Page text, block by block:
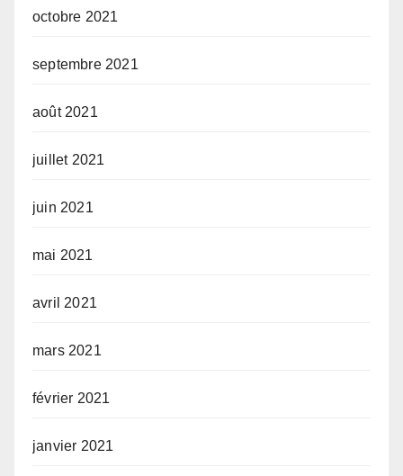
octobre 2021
septembre 2021
août 2021
juillet 2021
juin 2021
mai 2021
avril 2021
mars 2021
février 2021
janvier 2021